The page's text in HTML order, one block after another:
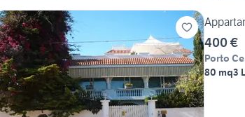
400 €
Porto
80 mq3